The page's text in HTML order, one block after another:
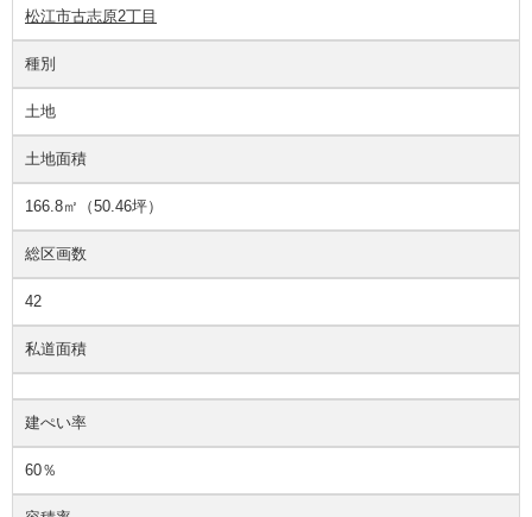
松江市古志原2丁目
種別
土地
土地面積
166.8㎡（50.46坪）
総区画数
42
私道面積
建ぺい率
60％